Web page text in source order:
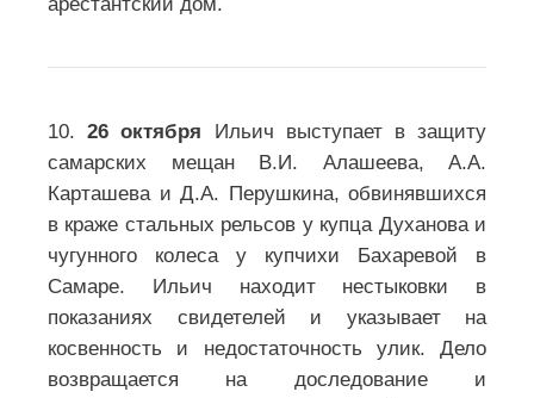
арестантский дом.
10.26 октября Ильич выступает в защиту
самарских мещан В.И. Алашеева, А.А.
Карташева и Д.А. Перушкина, обвинявшихся
в краже стальных рельсов у купца Духанова и
чугунного колеса у купчихи Бахаревой в
Самаре. Ильич находит нестыковки в
показаниях свидетелей и указывает на
косвенность и недостаточность улик. Дело
возвращается на доследование и